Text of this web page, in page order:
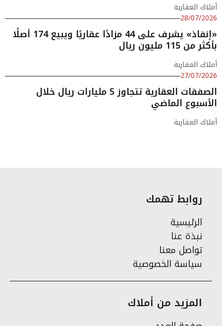
أملاك العقارية
28/07/2026
«إنفاذ» يشرف على 44 مزادًا عقاريًا ويبيع 174 أصلًا
بأكثر من 115 مليون ريال
أملاك العقارية
27/07/2026
الصفقات العقارية تتجاوز 5 مليارات ريال خلال
الأسبوع الماضي
أملاك العقارية
روابط تهمك
الرئيسية
نبذة عنا
تواصل معنا
سياسة الخصوصية
المزيد من أملاك